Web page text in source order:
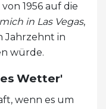
1956 auf die
in Las Vegas,
Jahrzehnt in
würde.
Wetter'
wenn es um